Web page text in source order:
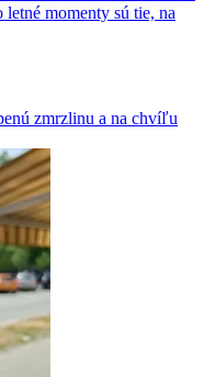
zmrzlinu a na chvíľu